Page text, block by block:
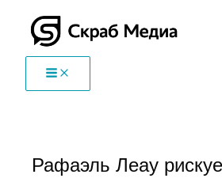
Перейти
содержимому
Рафаэль Леау